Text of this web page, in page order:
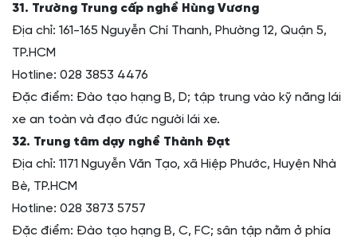
31. Trường Trung cấp nghề Hùng Vương
Địa chỉ: 161-165 Nguyễn Chí Thanh, Phường 12, Quận 5,
TP.HCM
Hotline: 028 3853 4476
Đặc điểm: Đào tạo hạng B, D; tập trung vào kỹ năng lái
xe an toàn và đạo đức người lái xe.
32. Trung tâm dạy nghề Thành Đạt
Địa chỉ: 1171 Nguyễn Văn Tạo, xã Hiệp Phước, Huyện Nhà
Bè, TP.HCM
Hotline: 028 3873 5757
Đặc điểm: Đào tạo hạng B, C, FC; sân tập nằm ở phía